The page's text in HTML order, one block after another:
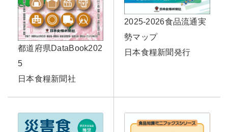
都道府県DataBook202
5
日本食糧新聞社
2025-2026食品流通実
勢マップ
日本食糧新聞発行